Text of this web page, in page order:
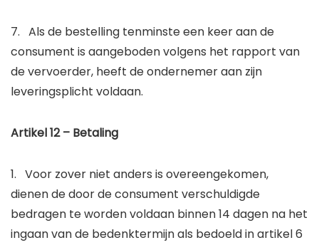
7. Als de bestelling tenminste een keer aan de
consument is aangeboden volgens het rapport van
de vervoerder, heeft de ondernemer aan zijn
leveringsplicht voldaan.
Artikel 12 – Betaling
1. Voor zover niet anders is overeengekomen,
dienen de door de consument verschuldigde
bedragen te worden voldaan binnen 14 dagen na het
ingaan van de bedenktermijn als bedoeld in artikel 6